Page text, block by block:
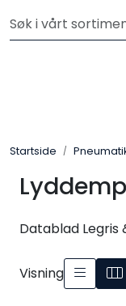
Kjøp slanger og
Startside
Datablad Legris
Visning
Kuplinger
Filter
Instrumentering